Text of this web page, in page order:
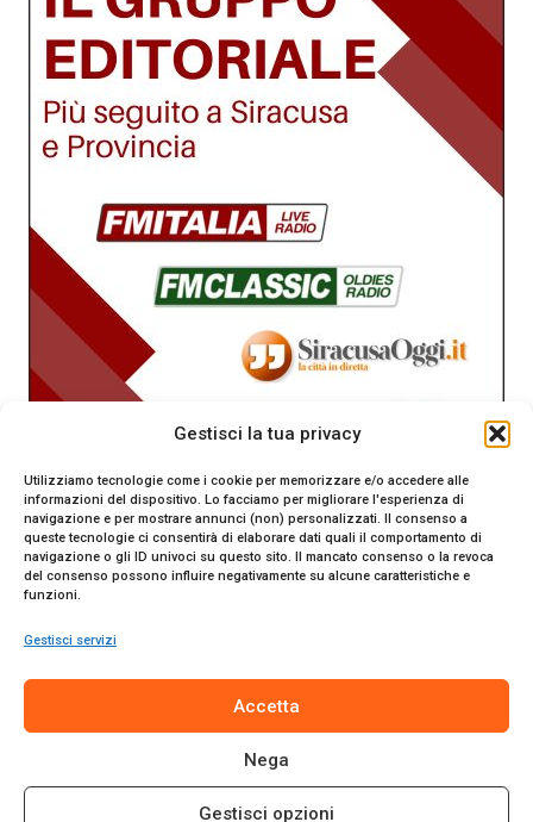
Gestisci la tua privacy
Utilizziamo tecnologie come i cookie per memorizzare e/o accedere alle
informazioni del dispositivo. Lo facciamo per migliorare l'esperienza di
navigazione e per mostrare annunci (non) personalizzati. Il consenso a
queste tecnologie ci consentirà di elaborare dati quali il comportamento di
navigazione o gli ID univoci su questo sito. Il mancato consenso o la revoca
del consenso possono influire negativamente su alcune caratteristiche e
funzioni.
Gestisci servizi
Accetta
Nega
Gestisci opzioni
Tribunale di Siracusa. Direttore responsabile Gianni Catania.
© 2024 Promo Italia S.r.l. Tutti i diritti riservati. | Sito web
realizzato daWeb-Arte.it